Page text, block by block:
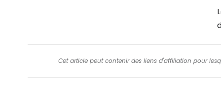
Cet article peut contenir des liens d'affiliation pour